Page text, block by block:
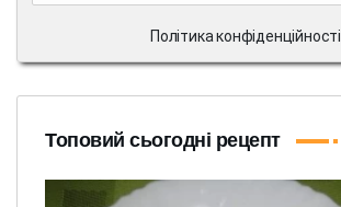
Політика конфіденційності
Топовий сьогодні рецепт